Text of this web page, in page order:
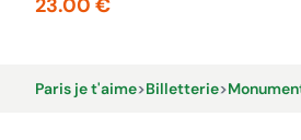
23.00 €
Paris je t'aime>Billetterie>